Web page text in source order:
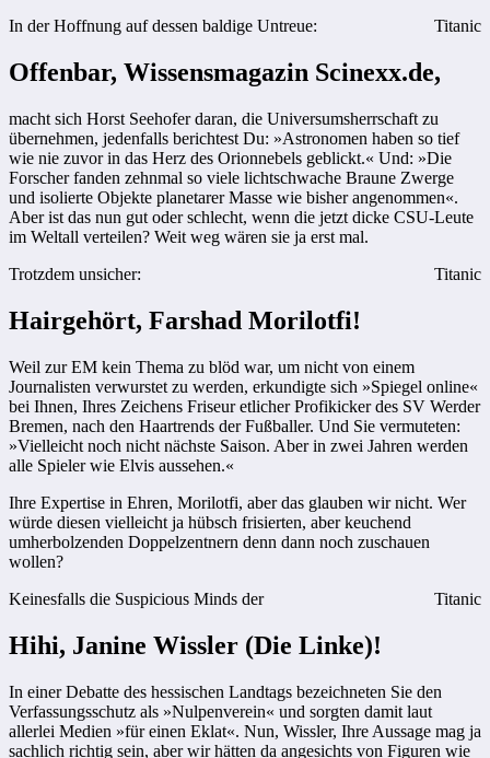
In der Hoffnung auf dessen baldige Untreue:
Titanic
Offenbar, Wissensmagazin Scinexx.de,
macht sich Horst Seehofer daran, die Universumsherrschaft zu
übernehmen, jedenfalls berichtest Du: »Astronomen haben so tief
wie nie zuvor in das Herz des Orionnebels geblickt.« Und: »Die
Forscher fanden zehnmal so viele lichtschwache Braune Zwerge
und isolierte Objekte planetarer Masse wie bisher angenommen«.
Aber ist das nun gut oder schlecht, wenn die jetzt dicke CSU-Leute
im Weltall verteilen? Weit weg wären sie ja erst mal.
Trotzdem unsicher:
Titanic
Hairgehört, Farshad Morilotfi!
Weil zur EM kein Thema zu blöd war, um nicht von einem
Journalisten verwurstet zu werden, erkundigte sich »Spiegel online«
bei Ihnen, Ihres Zeichens Friseur etlicher Profikicker des SV Werder
Bremen, nach den Haartrends der Fußballer. Und Sie vermuteten:
»Vielleicht noch nicht nächste Saison. Aber in zwei Jahren werden
alle Spieler wie Elvis aussehen.«
Ihre Expertise in Ehren, Morilotfi, aber das glauben wir nicht. Wer
würde diesen vielleicht ja hübsch frisierten, aber keuchend
umherbolzenden Doppelzentnern denn dann noch zuschauen
wollen?
Keinesfalls die Suspicious Minds der
Titanic
Hihi, Janine Wissler (Die Linke)!
In einer Debatte des hessischen Landtags bezeichneten Sie den
Verfassungsschutz als »Nulpenverein« und sorgten damit laut
allerlei Medien »für einen Eklat«. Nun, Wissler, Ihre Aussage mag ja
sachlich richtig sein, aber wir hätten da angesichts von Figuren wie